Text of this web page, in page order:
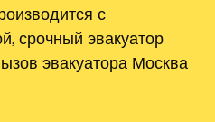
с
срочный эвакуатор
эвакуатора Москва